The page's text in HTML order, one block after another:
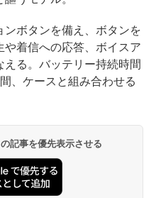
ボタンを備え、ボタンを
や着信への応答、ボイスア
る。バッテリー持続時間
、ケースと組み合わせる
記事を優先表示させる